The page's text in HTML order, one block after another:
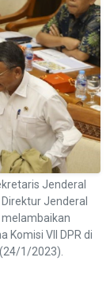
Jenderal
Jenderal
melambaikan
Komisi VII DPR di
1/2023).